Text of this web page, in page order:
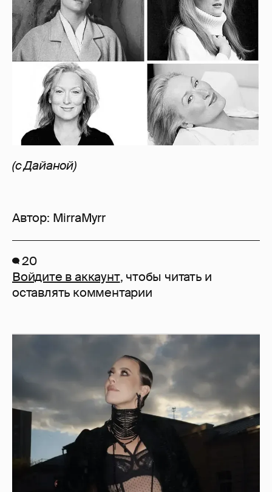
(с Дайаной)
Автор: MirraMyrr
20
Войдите в аккаунт, чтобы читать и
оставлять комментарии